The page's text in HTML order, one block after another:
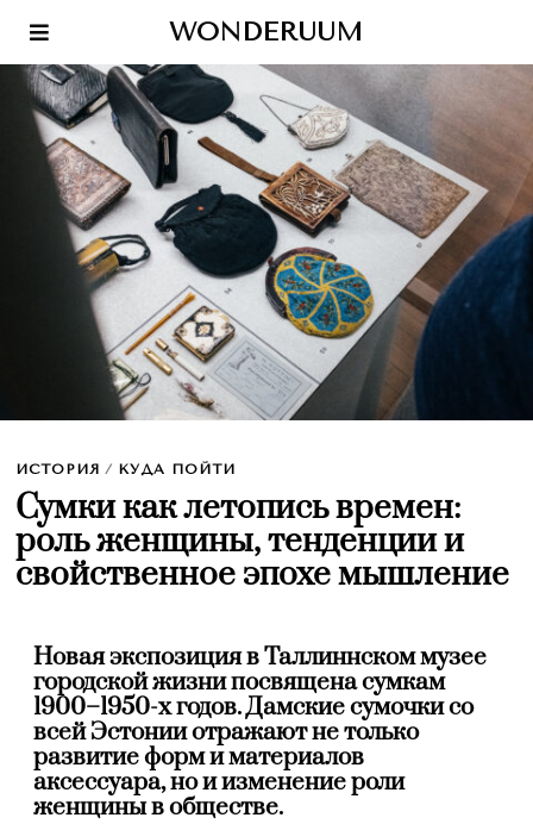
ИСТОРИЯ / КУДА ПОЙТИ
Сумки как летопись времен:
роль женщины, тенденции и
свойственное эпохе мышление
WONDERUUM
Новая экспозиция в Таллиннском музее
городской жизни посвящена сумкам
1900–1950-х годов. Дамские сумочки со
всей Эстонии отражают не только
развитие форм и материалов
аксессуара, но и изменение роли
женщины в обществе.